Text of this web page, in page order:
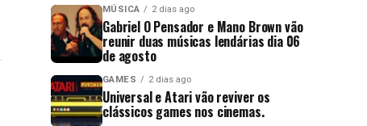
MÚSICA 2 dias ago
Gabriel O Pensador e Mano Brown vão
reunir duas músicas lendárias dia 06
de agosto
GAMES 2 dias ago
Universal e Atari vão reviver os
clássicos games nos cinemas.